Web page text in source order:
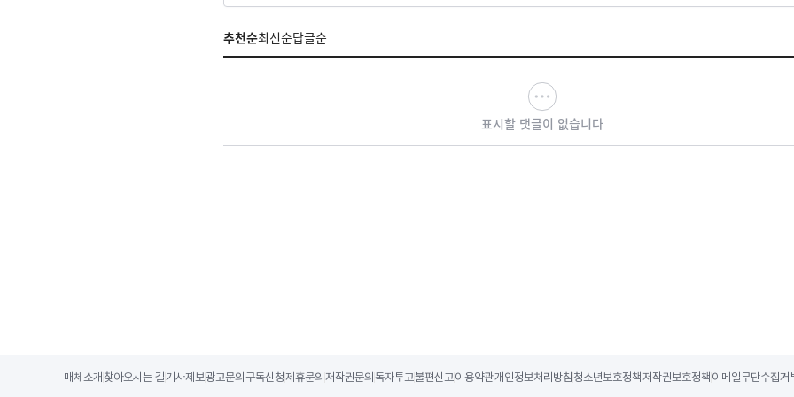
추천순최신순답글순
표시할 댓글이 없습니다
매체소개 찾아오시는 길기사제보광고문의 구독신청제휴문의 저작권문의 독자투고불편신고이용약관개인정보처리방침 청소년보호정책저작권보호정책 이메일무단수집거